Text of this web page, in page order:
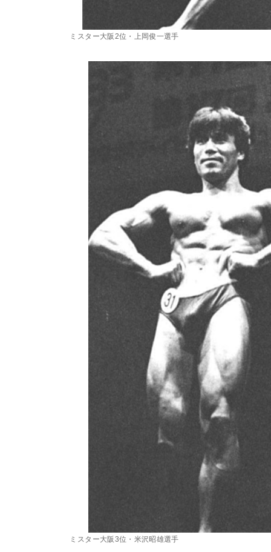
ミスター大阪2位・上岡俊一選手
ミスター大阪3位・米沢昭雄選手